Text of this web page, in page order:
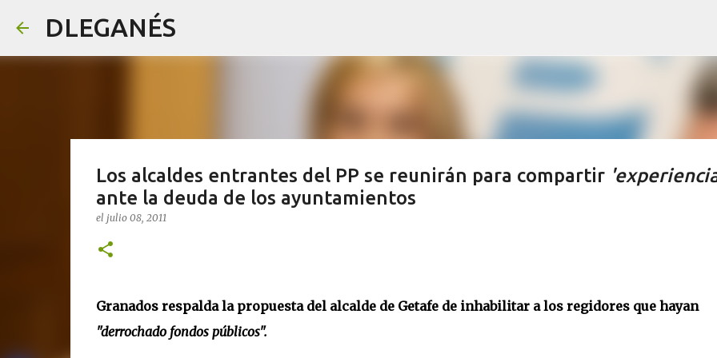
DLEGANÉS
Los alcaldes entrantes del PP se reunirán para compartir
ante la deuda de los ayuntamientos
el julio 08, 2011
Granados respalda la propuesta del alcalde de Getafe de inhabilitar a los regidores que hayan
"derrochado fondos públicos".